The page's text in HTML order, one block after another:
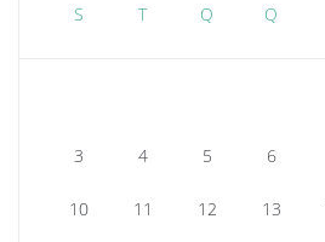
S T Q Q
3 4 5 6
10 11 12 13